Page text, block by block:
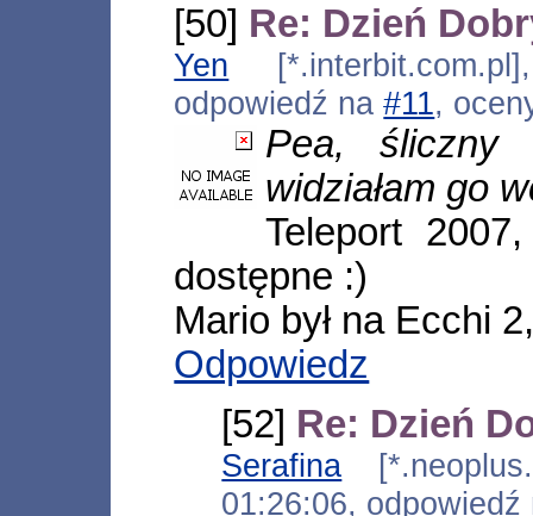
[50] Re: Dzień
Yen
odpowiedź na#11,
Pea,
widziałam go
Teleport
dostępne :)
Mario był na Ecchi
Odpowiedz
[52] Re: Dzień
Serafina
01:26:06,